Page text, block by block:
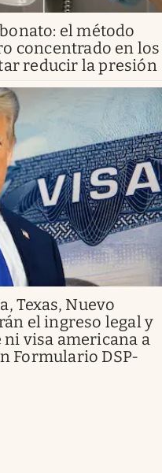
el método
concentrado en los
reducir la presión
Texas, Nuevo
el ingreso legal y
visa americana a
Formulario DSP-